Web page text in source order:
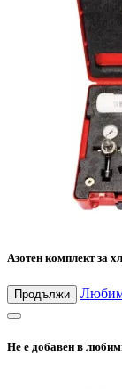
Азотен комплект за
Продължи
Не е добавен в